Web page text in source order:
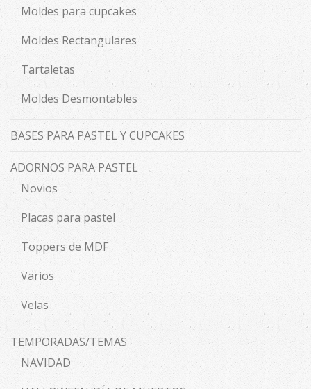
Moldes para cupcakes
Moldes Rectangulares
Tartaletas
Moldes Desmontables
BASES PARA PASTEL Y CUPCAKES
ADORNOS PARA PASTEL
Novios
Placas para pastel
Toppers de MDF
Varios
Velas
TEMPORADAS/TEMAS
NAVIDAD